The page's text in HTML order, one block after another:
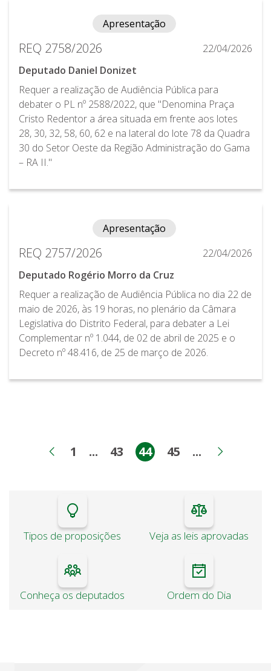
Apresentação
REQ 2758/2026
22/04/2026
Deputado Daniel Donizet
Requer a realização de Audiência Pública para
debater o PL nº 2588/2022, que "Denomina Praça
Cristo Redentor a área situada em frente aos lotes
28, 30, 32, 58, 60, 62 e na lateral do lote 78 da Quadra
30 do Setor Oeste da Região Administração do Gama
– RA II."
Apresentação
REQ 2757/2026
22/04/2026
Deputado Rogério Morro da Cruz
Requer a realização de Audiência Pública no dia 22 de
maio de 2026, às 19 horas, no plenário da Câmara
Legislativa do Distrito Federal, para debater a Lei
Complementar nº 1.044, de 02 de abril de 2025 e o
Decreto nº 48.416, de 25 de março de 2026.
Página anterior
Página
1 ...Páginas intermediárias
Página
43 Página
44 Página
45 ...Páginas
Tipos de proposições Veja as leis aprovadas
Conheça os deputados Ordem do Dia